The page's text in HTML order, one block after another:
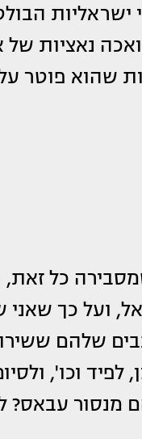
נאציות של
פוטר על ידו
כל זאת,
כך שאני
שלהם
לפיד וכו',
מנסור